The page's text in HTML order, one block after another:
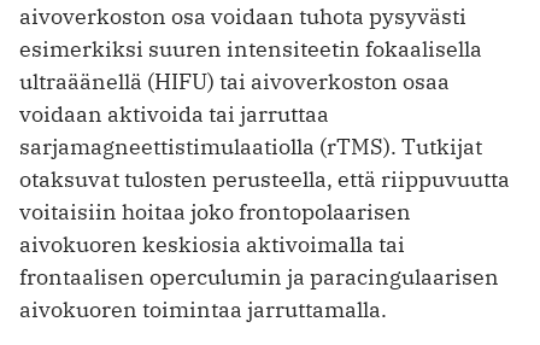
aivoverkoston osa voidaan tuhota pysyvästi
esimerkiksi suuren intensiteetin fokaalisella
ultraäänellä (HIFU) tai aivoverkoston osaa
voidaan aktivoida tai jarruttaa
sarjamagneettistimulaatiolla (rTMS). Tutkijat
otaksuvat tulosten perusteella, että riippuvuutta
voitaisiin hoitaa joko frontopolaarisen
aivokuoren keskiosia aktivoimalla tai
frontaalisen operculumin ja paracingulaarisen
aivokuoren toimintaa jarruttamalla.